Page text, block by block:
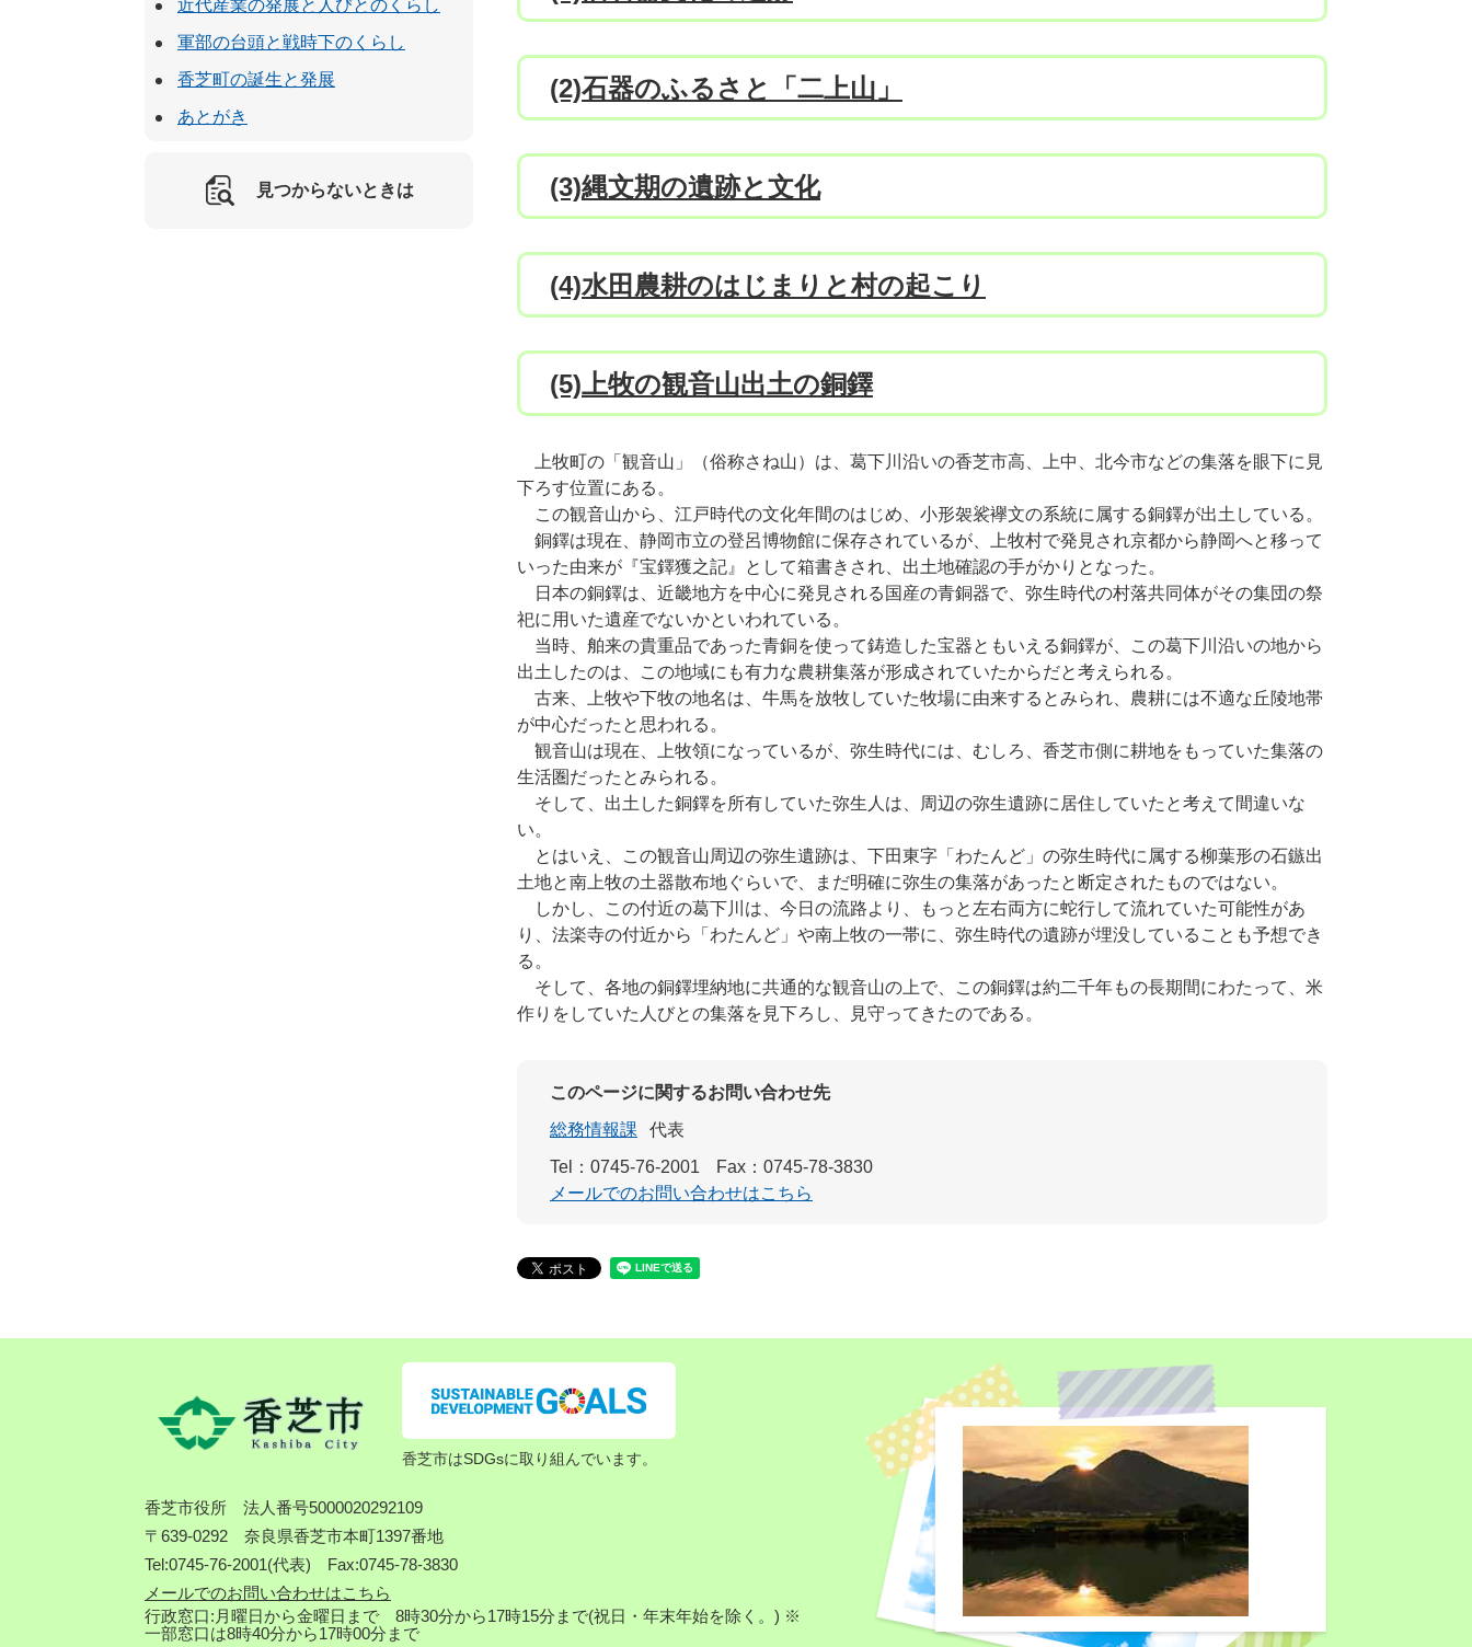
(2)石器のふるさと「二上山」
(3)縄文期の遺跡と文化
(4)水田農耕のはじまりと村の起こり
(5)上牧の観音山出土の銅鐸
上牧町の「観音山」（俗称さね山）は、葛下川沿いの香芝市高、上中、北今市などの集落を眼下に見
下ろす位置にある。
この観音山から、江戸時代の文化年間のはじめ、小形袈裟襷文の系統に属する銅鐸が出土している。
銅鐸は現在、静岡市立の登呂博物館に保存されているが、上牧村で発見され京都から静岡へと移って
いった由来が『宝鐸獲之記』として箱書きされ、出土地確認の手がかりとなった。
日本の銅鐸は、近畿地方を中心に発見される国産の青銅器で、弥生時代の村落共同体がその集団の祭
祀に用いた遺産でないかといわれている。
当時、舶来の貴重品であった青銅を使って鋳造した宝器ともいえる銅鐸が、この葛下川沿いの地から
出土したのは、この地域にも有力な農耕集落が形成されていたからだと考えられる。
古来、上牧や下牧の地名は、牛馬を放牧していた牧場に由来するとみられ、農耕には不適な丘陵地帯
が中心だったと思われる。
観音山は現在、上牧領になっているが、弥生時代には、むしろ、香芝市側に耕地をもっていた集落の
生活圏だったとみられる。
そして、出土した銅鐸を所有していた弥生人は、周辺の弥生遺跡に居住していたと考えて間違いな
い。
とはいえ、この観音山周辺の弥生遺跡は、下田東字「わたんど」の弥生時代に属する柳葉形の石鏃出
土地と南上牧の土器散布地ぐらいで、まだ明確に弥生の集落があったと断定されたものではない。
しかし、この付近の葛下川は、今日の流路より、もっと左右両方に蛇行して流れていた可能性があ
り、法楽寺の付近から「わたんど」や南上牧の一帯に、弥生時代の遺跡が埋没していることも予想でき
る。
そして、各地の銅鐸埋納地に共通的な観音山の上で、この銅鐸は約二千年もの長期間にわたって、米
作りをしていた人びとの集落を見下ろし、見守ってきたのである。
このページに関するお問い合わせ先
総務情報課
代表
Tel：0745-76-2001
Fax：0745-78-3830
メールでのお問い合わせはこちら
近代産業の発展と人びとのくらし
軍部の台頭と戦時下のくらし
香芝町の誕生と発展
あとがき
見つからないときは
香芝市はSDGsに取り組んでいます。
香芝市役所
法人番号5000020292109
〒639-0292 奈良県香芝市本町1397番地
Tel:0745-76-2001(代表) Fax:0745-78-3830
メールでのお問い合わせはこちら
行政窓口:月曜日から金曜日まで 8時30分から17時15分まで(祝日・年末年始を除く。) ※
一部窓口は8時40分から17時00分まで